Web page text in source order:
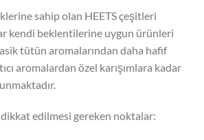
sahip olan HEETS çeşitleri
kendi beklentilerine uygun ürünleri
tütün aromalarından daha hafif
aromalardan özel karışımlara kadar
dikkat edilmesi gereken noktalar: